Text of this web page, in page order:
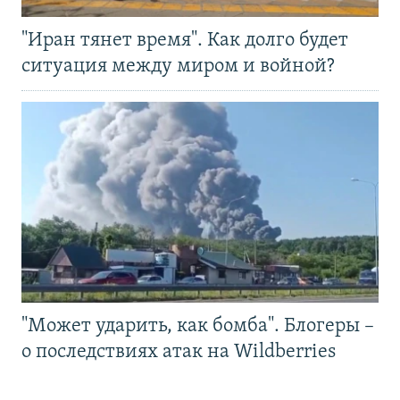
"Иран тянет время". Как долго будет
ситуация между миром и войной?
"Может ударить, как бомба". Блогеры –
о последствиях атак на Wildberries